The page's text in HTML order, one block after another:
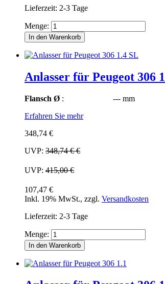
Lieferzeit: 2-3 Tage
Menge:
In den Warenkorb
Anlasser für Peugeot 306
Flansch Ø : --- mm
Erfahren Sie mehr
348,74 €
UVP: 348,74 €€
UVP: 415,00 €
107,47 €
Inkl. 19% MwSt., zzgl. Versandkosten
Lieferzeit: 2-3 Tage
Menge:
In den Warenkorb